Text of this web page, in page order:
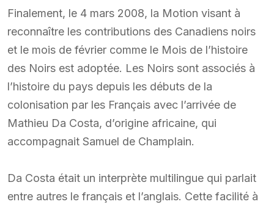
Finalement, le 4 mars 2008, la Motion visant à
reconnaître les contributions des Canadiens noirs
et le mois de février comme le Mois de l’histoire
des Noirs est adoptée. Les Noirs sont associés à
l’histoire du pays depuis les débuts de la
colonisation par les Français avec l’arrivée de
Mathieu Da Costa, d’origine africaine, qui
accompagnait Samuel de Champlain.
Da Costa était un interprète multilingue qui parlait
entre autres le français et l’anglais. Cette facilité à